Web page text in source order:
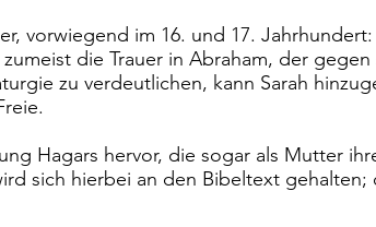
vorwiegend im 16. und 17.
die Trauer in Abraham, der
zu verdeutlichen, kann Sarah
Hagars hervor, die sogar als Mutter
sich hierbei an den Bibeltext